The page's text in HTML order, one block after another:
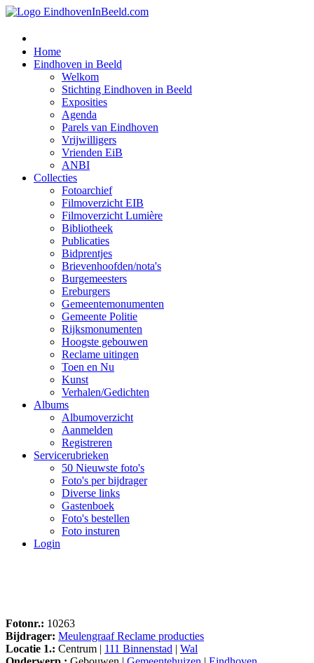
Home
Eindhoven in Beeld
Welkom
Stichting Eindhoven in Beeld
Exposities
Agenda
Parels van Eindhoven
Vrijwilligers
Vrienden EiB
ANBI
Collecties
Fotoarchief
Filmoverzicht EIB
Filmoverzicht Lumière
Bibliotheek
Publicaties
Bidprentjes
Brievenhoofden/nota's
Burgemeesters
Ereburgers
Gemeentemonumenten
Gemeente Politie
Rijksmonumenten
Hoogste gebouwen
Reclame uitingen
Toen en Nu
Kunst
Verhalen/Gedichten
Albums
Albumoverzicht
Aanmelden
Registreren
Servicerubrieken
50 Nieuwste foto's
Foto's per bijdrager
Diverse links
Gastenboek
Foto's bestellen
Foto insturen
Login
Fotonr.: 10263
Bijdrager: Meulengraaf Reclame producties
Locatie 1.: Centrum | 111 Binnenstad | Wal